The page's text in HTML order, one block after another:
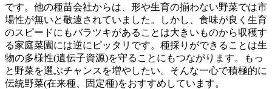
です。他の種苗会社からは、形や生育の揃わない野菜では市
場性が無いと敬遠されていました。しかし、食味が良く生育
のスピードにもバラツキがあることは大きいものから収穫す
る家庭菜園には逆にピッタリです。種採りができることは生
物の多様性(遺伝子資源)を守ることにもつながります。もっ
と野菜を選ぶチャンスを増やしたい。そんな一心で積極的に
伝統野菜(在来種、固定種)をおすすめしています。